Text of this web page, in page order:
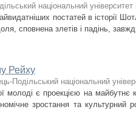
національний університет
постатей в історії
сповнена злетів і падінь,
Рейху
Подільський національний
молоді є проекцією на
зростання та культурний